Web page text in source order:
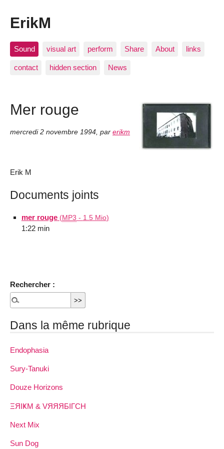
ErikM
Sound visual art perform Share About links
contact hidden section News
Mer rouge
mercredi 2 novembre 1994 par erikm
Erik M
Documents joints
mer rouge (MP3 - 1.5 Mio)
1:22 min
Rechercher :
Dans la même rubrique
Endophasia
Sury-Tanuki
Douze Horizons
ΞЯIҜM & VЯЯЯБIΓCH
Next Mix
Sun Dog